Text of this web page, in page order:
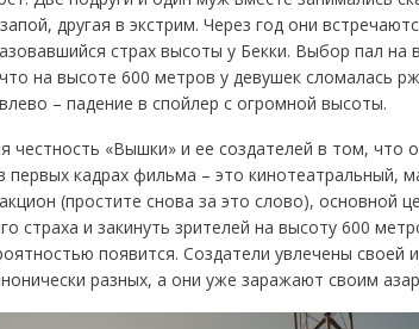
другая в экстрим. Через год они
страх высоты у Бекки. Выбор пал
на высоте 600 метров у девушек сломалась
– падение в спойлер с огромной высоты.
честность «Вышки» и ее создателей в том, что
первых кадрах фильма – это
(простите снова за это слово), основной
страха и закинуть зрителей на высоту 600
появится. Создатели увлечены своей
разных, а они уже заражают своим